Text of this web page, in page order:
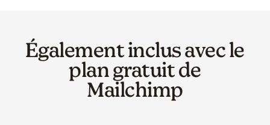
Également inclus avec le
plan gratuit de
Mailchimp